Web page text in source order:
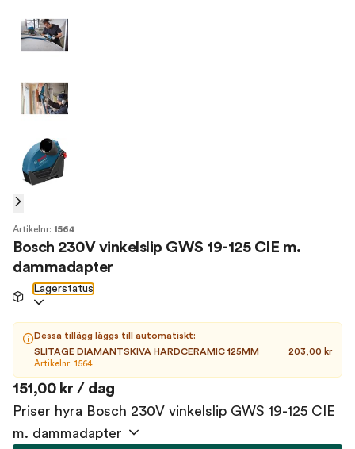
Artikelnr: 1564
Bosch 230V vinkelslip GWS 19-125 CIE m.
dammadapter
Lagerstatus
Dessa tillägg läggs till automatiskt:
SLITAGE DIAMANTSKIVA HARDCERAMIC 125MM
Artikelnr: 1564
203,00 kr
151,00 kr / dag
Priser hyra Bosch 230V vinkelslip GWS 19-125 CIE
m. dammadapter